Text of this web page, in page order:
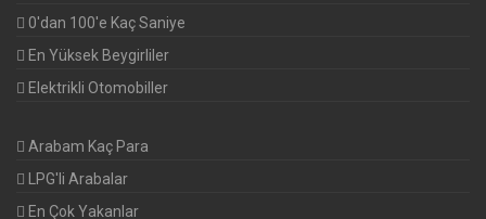
0'dan 100'e Kaç Saniye
En Yüksek Beygirliler
Elektrikli Otomobiller
Arabam Kaç Para
LPG'li Arabalar
En Çok Yakanlar